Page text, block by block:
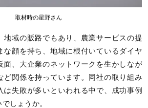
取材時の星野さん
地域の販路でもあり、農業サービスの提
な顔を持ち、地域に根付いているダイヤ
面、大企業のネットワークを生かしなが
ど関係を持っています。同社の取り組み
は失敗が多いといわれる中で、成功事例
しょうか。